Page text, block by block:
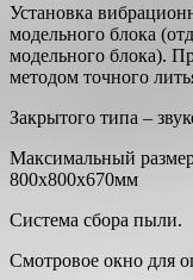
Установка
модельного блока
модельного блока).
методом точного
Закрытого типа –
Максимальный
800х800х670мм
Система сбора пыли.
Смотровое окно для